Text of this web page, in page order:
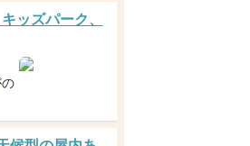
ッズパーク、